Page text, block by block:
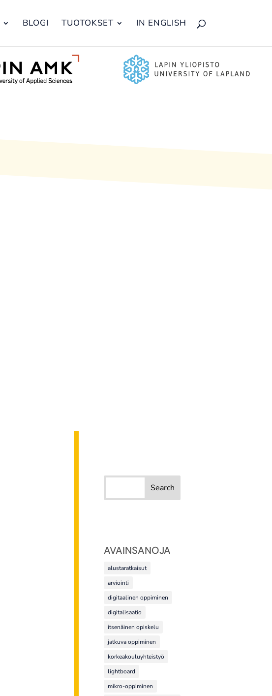
BLOGI TUOTOKSET IN ENGLISH
AVAINSANOJA
alustaratkaisut
arviointi
digitaalinen oppiminen
digitalisaatio
itsenäinen opiskelu
jatkuva oppiminen
korkeakouluyhteistyö
lightboard
mikro-oppiminen